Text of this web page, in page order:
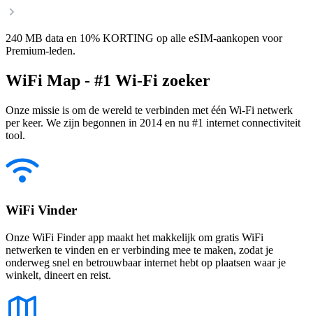
240 MB data en 10% KORTING op alle eSIM-aankopen voor
Premium-leden.
WiFi Map - #1 Wi-Fi zoeker
Onze missie is om de wereld te verbinden met één Wi-Fi netwerk
per keer. We zijn begonnen in 2014 en nu #1 internet connectiviteit
tool.
WiFi Vinder
Onze WiFi Finder app maakt het makkelijk om gratis WiFi
netwerken te vinden en er verbinding mee te maken, zodat je
onderweg snel en betrouwbaar internet hebt op plaatsen waar je
winkelt, dineert en reist.